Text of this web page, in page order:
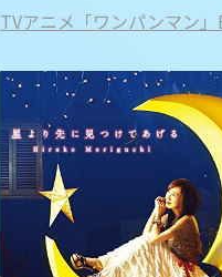
TVアニメ「ワンパンマン」